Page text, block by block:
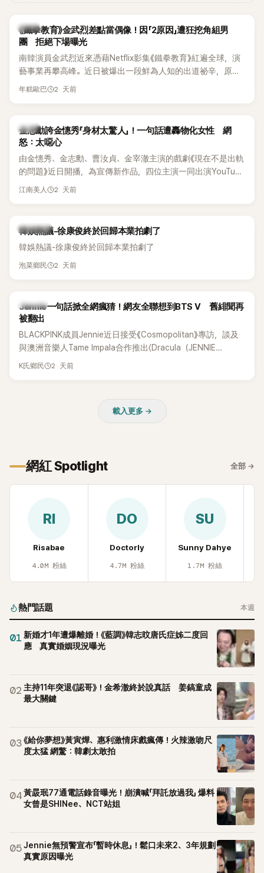
員身分出道，該團在 2000 年代初期紅極一時，由李智惠、徐
智英兩位女成員，以及張錫炫、Chris Kim 兩位男成員組成。不
過後來爆出長達四年的團內霸凌風波，甚至傳出徐智英母親對
李智惠言語辱罵、動手等爭議，最終團體於 2002 年解散。 團
體解散後，李智惠轉型 solo，靠著綜藝與歌唱實力持續活躍演
藝圈。據悉，她當年能加入 S#arp，也與 李尚敏 的賞識有關。
感情方面，李智惠於 2017 年與圈外男友結婚，婚後育有兩個
目，她經營的 YouTube 頻道也即將突破百萬訂閱，近年內容深
受網友喜愛，再度迎來事業第二春。
韓星
《鐵拳教育》金武烈差點當偶像！因「2原因」遭狂挖角組男
團 拒絕下場曝光
南韓演員金武烈近來憑藉Netflix影集《鐵拳教育》紅遍全球，演
藝事業再攀高峰。近日被爆出一段鮮為人知的出道祕辛，原來
他當年差點不是以演員身分出道，而是成為男團偶像的一員。
年糕歐巴 2 天前
韓星
金志勳誇金憓秀「身材太驚人」！一句話遭轟物化女性 網
怒：太噁心
由金憓秀、金志勳、曹汝貞、金宰澈主演的戲劇《現在不是出軌
的問題》近日開播，為宣傳新作品，四位主演一同出演YouTube
節目，不料訪談中的一段發言卻意外掀起爭議。不少網友認
江南美人 2 天前
熱議討論
韓娛熱議-徐康俊終於回歸本業拍劇了
韓娛熱議-徐康俊終於回歸本業拍劇了
泡菜鄉民 2 天前
K-POP
Jennie一句話掀全網瘋猜！網友全聯想到BTS V 舊緋聞再
被翻出
BLACKPINK成員Jennie近日接受《Cosmopolitan》專訪，談及
與澳洲音樂人Tame Impala合作推出〈Dracula（JENNIE
Remix）〉的幕後故事，沒想到她一句關於「共同朋友」的回答，
K氏鄉民 2 天前
載入更多 →
網紅 Spotlight 全部 →
RI
Risabae
4.0M 粉絲
DO
Doctorly
4.7M 粉絲
SU
Sunny Dahye
1.7M 粉絲
熱門話題 本週
01 新婚才1年遭爆離婚！《藍調》韓志旼唐氏症姊二度回
應 真實婚姻現況曝光
02 主持11年突退《認哥》！金希澈終於說真話 姜鎬童成
最大關鍵
03《給你夢想》黃寅燁、惠利激情床戲瘋傳！火辣激吻尺
度太猛 網驚：韓劇太敢拍
04黃晸珉77通電話錄音曝光！崩潰喊「拜託放過我」 爆料
女曾是SHINee、NCT站姐
05Jennie無預警宣布「暫時休息」！鬆口未來2、3年規劃
真實原因曝光